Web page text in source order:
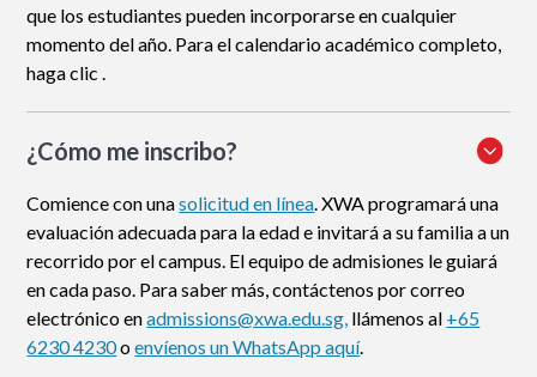
que los estudiantes pueden incorporarse en cualquier
momento del año. Para el calendario académico completo,
haga clic .
¿Cómo me inscribo?
Comience con unasolicitud en línea. XWA programará una
evaluación adecuada para la edad e invitará a su familia a un
recorrido por el campus. El equipo de admisiones le guiará
en cada paso. Para saber más, contáctenos por correo
electrónico enadmissions@xwa.edu.sg, llámenos al +65
6230 4230oenvíenos un WhatsApp aquí.